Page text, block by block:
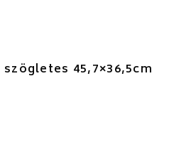
45,7×36,5cm